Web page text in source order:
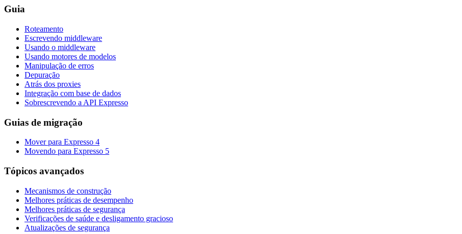
Guia
Roteamento
Escrevendo middleware
Usando o middleware
Usando motores de modelos
Manipulação de erros
Depuração
Atrás dos proxies
Integração com base de dados
Sobrescrevendo a API Expresso
Guias de migração
Mover para Expresso 4
Movendo para Expresso 5
Tópicos avançados
Mecanismos de construção
Melhores práticas de desempenho
Melhores práticas de segurança
Verificações de saúde e desligamento gracioso
Atualizações de segurança